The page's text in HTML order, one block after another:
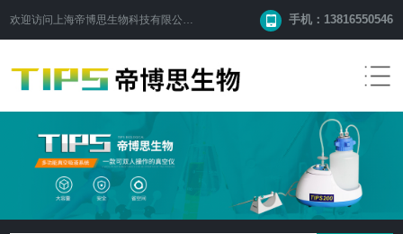
欢迎访问 上海帝博思生物科技有限公司 手机：13816550546